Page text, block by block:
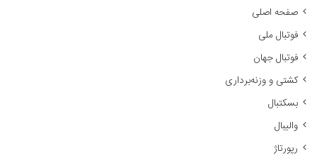
صفحه اصلی
فوتبال ملی
فوتبال جهان
کشتی و وزنه‌برداری
بسکتبال
والیبال
رپورتاژ